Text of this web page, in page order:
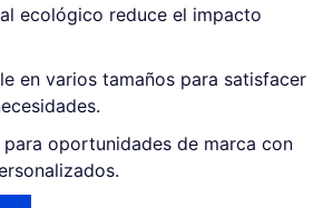
ecológico reduce el impacto
en varios tamaños para satisfacer
oportunidades de marca con